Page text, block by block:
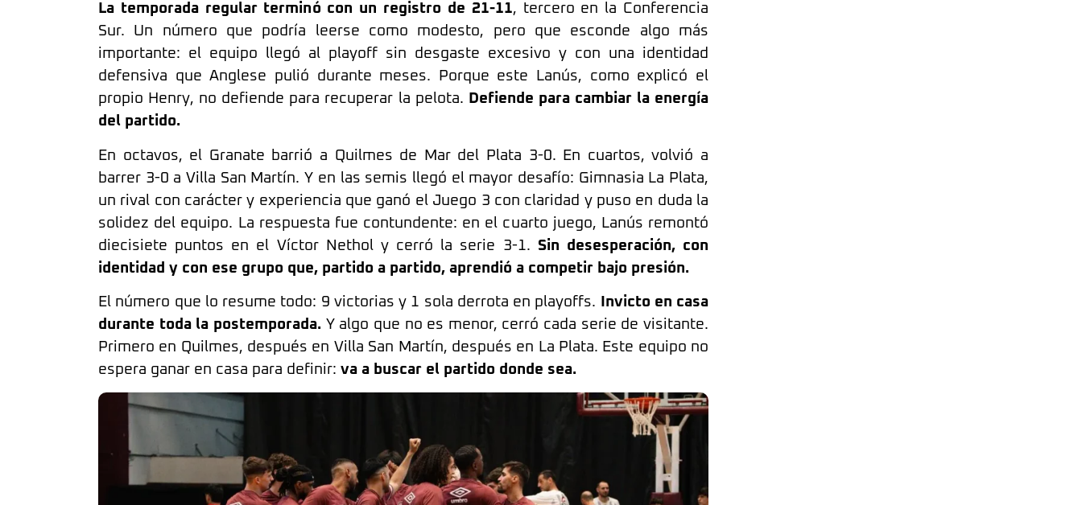
La temporada regular terminó con un registro de 21-11, tercero en la Conferencia
Sur. Un número que podría leerse como modesto, pero que esconde algo más
importante: el equipo llegó al playoff sin desgaste excesivo y con una identidad
defensiva que Anglese pulió durante meses. Porque este Lanús, como explicó el
propio Henry, no defiende para recuperar la pelota. Defiende para cambiar la energía
del partido.
En octavos, el Granate barrió a Quilmes de Mar del Plata 3-0. En cuartos, volvió a
barrer 3-0 a Villa San Martín. Y en las semis llegó el mayor desafío: Gimnasia La Plata,
un rival con carácter y experiencia que ganó el Juego 3 con claridad y puso en duda la
solidez del equipo. La respuesta fue contundente: en el cuarto juego, Lanús remontó
diecisiete puntos en el Víctor Nethol y cerró la serie 3-1. Sin desesperación, con
identidad y con ese grupo que, partido a partido, aprendió a competir bajo presión.
El número que lo resume todo: 9 victorias y 1 sola derrota en playoffs. Invicto en casa
durante toda la postemporada. Y algo que no es menor, cerró cada serie de visitante.
Primero en Quilmes, después en Villa San Martín, después en La Plata. Este equipo no
espera ganar en casa para definir: va a buscar el partido donde sea.